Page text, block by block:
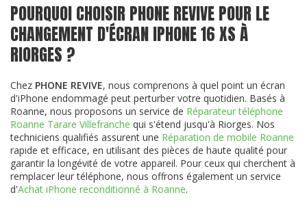
POURQUOI CHOISIR PHONE REVIVE POUR LE
CHANGEMENT D'ÉCRAN IPHONE 16 XS À
RIORGES ?
Chez PHONE REVIVE, nous comprenons à quel point un écran
d'iPhone endommagé peut perturber votre quotidien. Basés à
Roanne, nous proposons un service de Réparateur téléphone
Roanne Tarare Villefranche qui s'étend jusqu'à Riorges. Nos
techniciens qualifiés assurent une Réparation de mobile Roanne
rapide et efficace, en utilisant des pièces de haute qualité pour
garantir la longévité de votre appareil. Pour ceux qui cherchent à
remplacer leur téléphone, nous offrons également un service
d'Achat iPhone reconditionné à Roanne.